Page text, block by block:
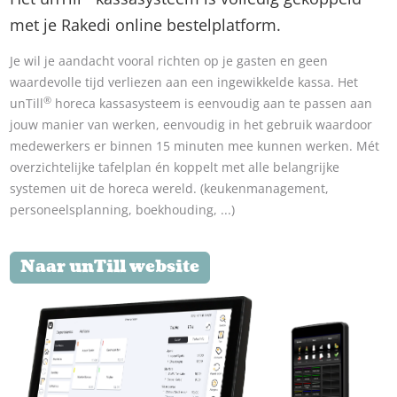
met je Rakedi online bestelplatform.
Je wil je aandacht vooral richten op je gasten en geen
waardevolle tijd verliezen aan een ingewikkelde kassa. Het
unTill®horeca kassasysteem is eenvoudig aan te passen aan
jouw manier van werken, eenvoudig in het gebruik waardoor
medewerkers er binnen 15 minuten mee kunnen werken. Mét
overzichtelijke tafelplan én koppelt met alle belangrijke
systemen uit de horeca wereld. (keukenmanagement,
personeelsplanning, boekhouding, ...)
Naar unTill website